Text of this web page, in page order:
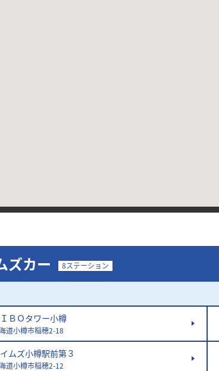
ズカー 8ステーション
ＢＯタワー小樽
道小樽市稲穂2-18
ムズ小樽駅前第３
道小樽市稲穂2-12